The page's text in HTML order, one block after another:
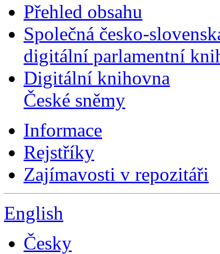
Přehled obsahu
Společná česko-
digitální parlamentní
Digitální knihovna
České sněmy
Informace
Rejstříky
Zajímavosti v repozitáři
English
Česky